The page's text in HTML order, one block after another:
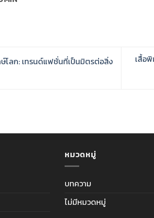
โลก: เทรนด์แฟชั่นที่เป็นมิตรต่อสิ่ง
เสื้อ
หมวดหมู่
บทความ
ไม่มีหมวดหมู่